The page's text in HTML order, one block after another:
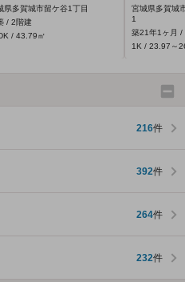
県多賀城市留ケ谷1丁目
/ 2階建
/ 43.79㎡
宮城県多賀城
1
築21年1ヶ月 /
1K / 23.97～
216件
392件
264件
232件